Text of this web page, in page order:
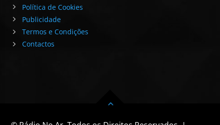
Política de Cookies
Publicidade
Termos e Condições
Contactos